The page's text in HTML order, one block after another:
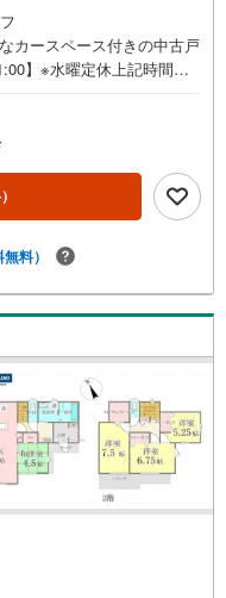
カースペース付きの中古戸
】※水曜定休上記時間は
合は「室内・現地を見学
の日時をご記入いただけ
です。◎現地のご案内につ
案内が可能 ※定休日を除
詳細を丁寧にご説明いたし
ご用意ございます。◎個別F
定物件を発表しているオ
が多数ございます。ぜひ
！※限定物件:当社のみ、
ご紹介可能なオープンハ
件
料）